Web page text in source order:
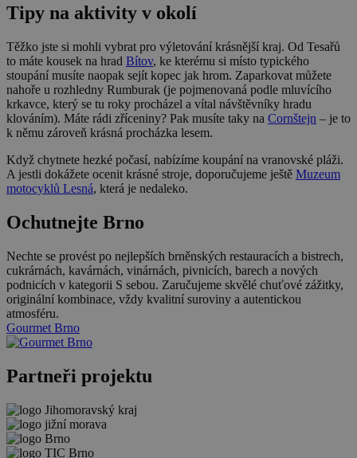
Tipy na aktivity v okolí
Těžko jste si mohli vybrat pro výletování krásnější kraj. Od Tesařů
to máte kousek na hrad Bítov, ke kterému si místo typického
stoupání musíte naopak sejít kopec jak hrom. Zaparkovat můžete
nahoře u rozhledny Rumburak (je pojmenovaná podle mluvícího
krkavce, který se tu roky procházel a vítal návštěvníky hradu
klováním). Máte rádi zříceniny? Pak musíte taky na Cornštejn – je to
k němu zároveň krásná procházka lesem.
Když chytnete hezké počasí, nabízíme koupání na vranovské pláži.
A jestli dokážete ocenit krásné stroje, doporučujeme ještě Muzeum
motocyklů Lesná, která je nedaleko.
Ochutnejte Brno
Nechte se provést po nejlepších brněnských restauracích a bistrech,
cukrárnách, kavárnách, vinárnách, pivnicích, barech a nových
podnicích v kategorii S sebou. Zaručujeme skvělé chuťové zážitky,
originální kombinace, vždy kvalitní suroviny a autentickou
atmosféru.
Gourmet Brno
Partneři projektu